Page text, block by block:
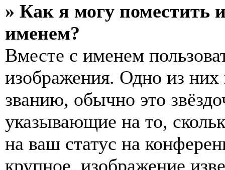
» Как я могу поместить
именем?
Вместе с именем
изображения. Одно из
званию, обычно это
указывающие на то,
на ваш статус на
крупное, изображение